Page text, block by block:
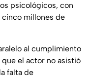
psicológicos, con
cinco millones de
al cumplimiento
el actor no asistió
falta de